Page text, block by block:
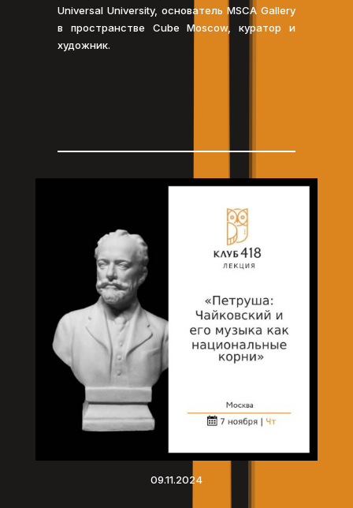
Universal University, основатель MSCA Gallery
в пространстве Cube Moscow, куратор и
художник.
09.11.2024